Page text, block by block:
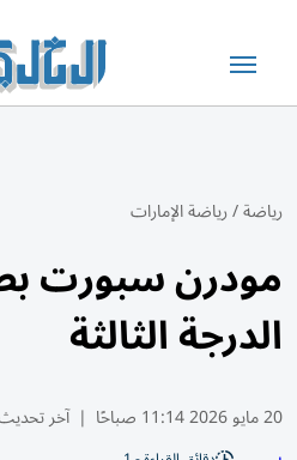
رياضة/رياضة الإمارات
مودرن سبورت
الدرجة الثالثة
20 مايو 2026 11:14 صباحًا | آخر